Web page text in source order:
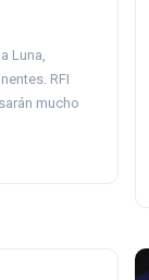
Luna,
RFI
mucho